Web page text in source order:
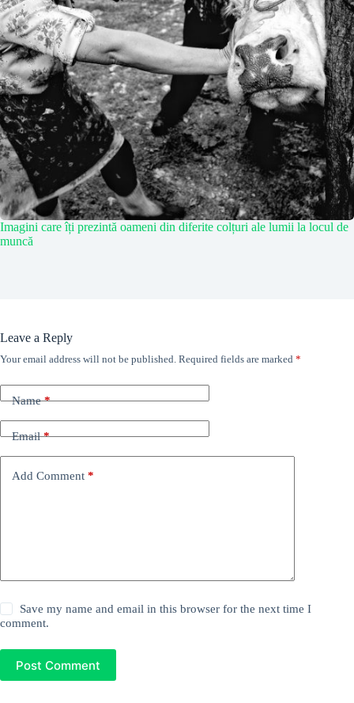
Imagini care îți prezintă oameni din diferite colțuri ale lumii la locul de
muncă
Leave a Reply
Your email address will not be published. Required fields are marked *
Name*
Email*
Add Comment *
Save my name and email in this browser for the next time I
comment.
Post Comment